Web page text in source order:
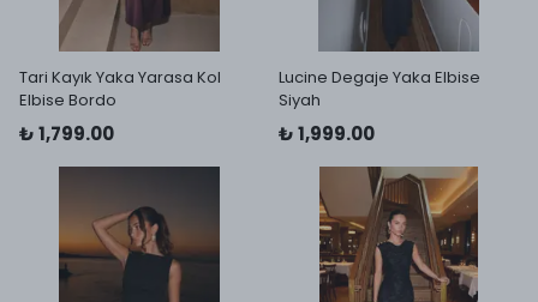
Tari Kayık Yaka Yarasa Kol
Elbise Bordo
₺ 1,799.00
Lucine Degaje Yaka Elbise
Siyah
₺ 1,999.00